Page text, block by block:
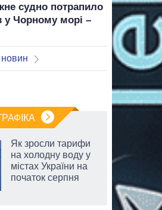
судно потрапило
у Чорному морі –
Як зросли тарифи
на холодну воду у
містах України на
початок серпня